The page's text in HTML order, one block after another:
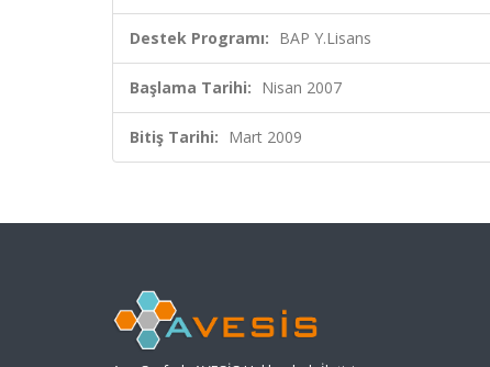
Destek Programı: BAP Y.Lisans
Başlama Tarihi: Nisan 2007
Bitiş Tarihi: Mart 2009